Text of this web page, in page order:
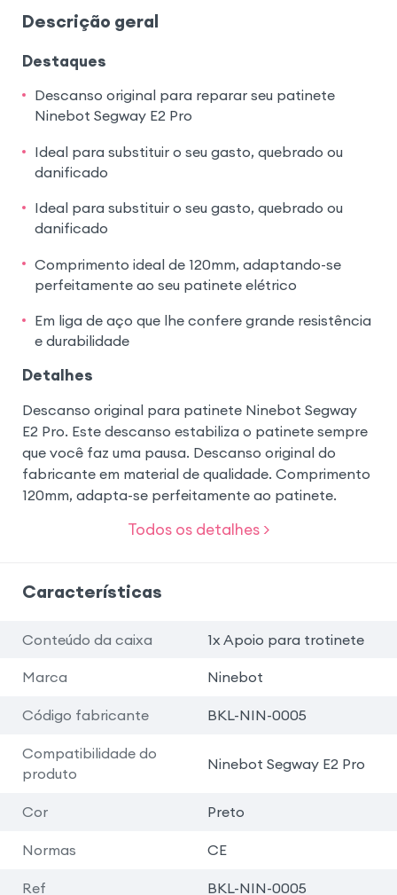
Descrição geral
Destaques
Descanso original para reparar seu patinete
Ninebot Segway E2 Pro
Ideal para substituir o seu gasto, quebrado ou
danificado
Ideal para substituir o seu gasto, quebrado ou
danificado
Comprimento ideal de 120mm, adaptando-se
perfeitamente ao seu patinete elétrico
Em liga de aço que lhe confere grande resistência
e durabilidade
Detalhes
Descanso original para patinete Ninebot Segway
E2 Pro. Este descanso estabiliza o patinete sempre
que você faz uma pausa. Descanso original do
fabricante em material de qualidade. Comprimento
120mm, adapta-se perfeitamente ao patinete.
Todos os detalhes >
Características
Conteúdo da caixa 1x Apoio para trotinete
Marca Ninebot
Código fabricante BKL-NIN-0005
Compatibilidade do
produto
Ninebot Segway E2 Pro
Cor Preto
Normas CE
Ref BKL-NIN-0005